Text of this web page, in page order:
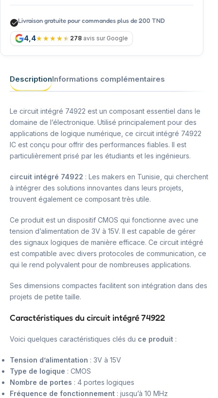
Livraison gratuite pour commandes plus de 200 TND
4,4 278 avis sur Google
DescriptionInformations complémentaires
Le circuit intégré 74922 est un composant essentiel dans le
domaine de l’électronique. Utilisé principalement pour des
applications de logique numérique, ce circuit intégré 74922
IC est conçu pour offrir des performances fiables. Il est
particulièrement prisé par les étudiants et les ingénieurs.
circuit intégré 74922 : Les makers en Tunisie, qui cherchent
à intégrer des solutions innovantes dans leurs projets,
trouvent également ce composant très utile.
Ce produit est un dispositif CMOS qui fonctionne avec une
tension d’alimentation de 3V à 15V. Il est capable de gérer
des signaux logiques de manière efficace. Ce circuit intégré
est compatible avec divers protocoles de communication, ce
qui le rend polyvalent pour de nombreuses applications.
Ses dimensions compactes facilitent son intégration dans des
projets de petite taille.
Caractéristiques du circuit intégré 74922
Voici quelques caractéristiques clés du ce produit :
Tension d’alimentation : 3V à 15V
Type de logique : CMOS
Nombre de portes : 4 portes logiques
Fréquence de fonctionnement : jusqu’à 10 MHz